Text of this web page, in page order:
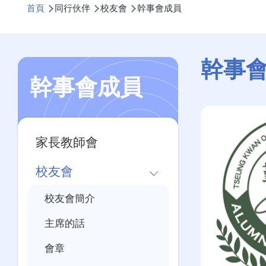
航
結
首頁 同行伙伴 校友會 幹事會成員
幹事
幹事會成員
Main
navigation
家長教師會
校友會
校友會簡介
主席的話
會章